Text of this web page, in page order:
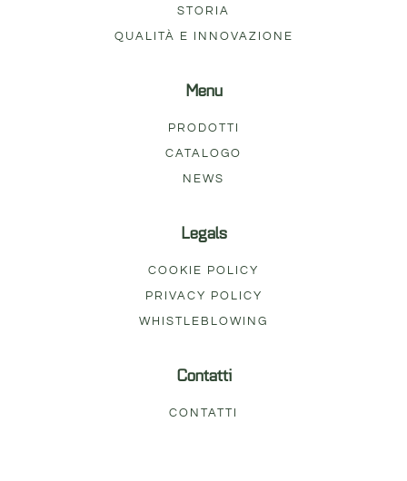
STORIA
QUALITÀ E INNOVAZIONE
Menu
PRODOTTI
CATALOGO
NEWS
Legals
COOKIE POLICY
PRIVACY POLICY
WHISTLEBLOWING
Contatti
CONTATTI